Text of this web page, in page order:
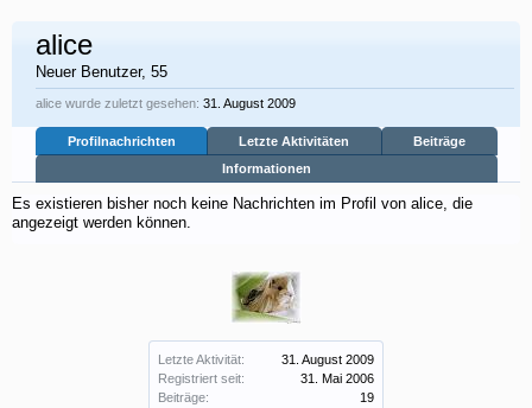
Letzte Aktivität:
31. August 2009
Registriert seit:
31. Mai 2006
Beiträge:
19
alice
Neuer Benutzer, 55
alice wurde zuletzt gesehen: 31. August 2009
Profilnachrichten Letzte Aktivitäten
Beiträge
Informationen
Es existieren bisher noch keine Nachrichten im Profil von alice, die
angezeigt werden können.